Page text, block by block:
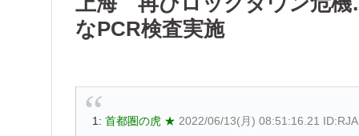
なPCR検査実施
1: 首都圏の虎 ★ 2022/06/13(月) 08:51:16.21